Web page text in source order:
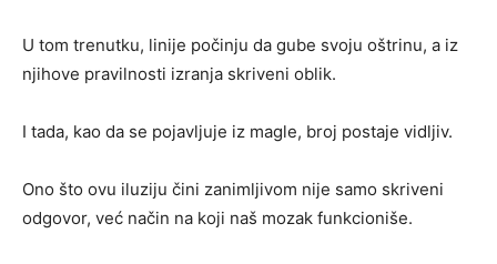
U tom trenutku, linije počinju da gube svoju oštrinu, a iz
njihove pravilnosti izranja skriveni oblik.
I tada, kao da se pojavljuje iz magle, broj postaje vidljiv.
Ono što ovu iluziju čini zanimljivom nije samo skriveni
odgovor, već način na koji naš mozak funkcioniše.